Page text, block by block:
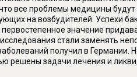
все проблемы медицины
на возбудителей. Успехи
значение
стали заменять
получил в Германии.
решены задачи лечения и